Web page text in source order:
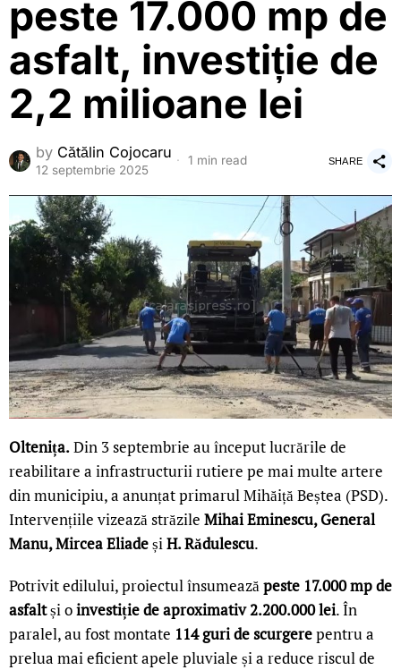
peste 17.000 mp de
asfalt, investiție de
2,2 milioane lei
by Cătălin Cojocaru
12 septembrie 2025
1 min read SHARE
Oltenița.Din 3 septembrie au început lucrările de
reabilitare a infrastructurii rutiere pe mai multe artere
din municipiu, a anunțat primarul Mihăiță Beștea (PSD).
Intervențiile vizează străzile Mihai Eminescu, General
Manu, Mircea EliadeșiH. Rădulescu.
Potrivit edilului, proiectul însumeazăpeste 17.000 mp de
asfaltși oinvestiție de aproximativ 2.200.000 lei. În
paralel, au fost montate 114 guri de scurgerepentru a
prelua mai eficient apele pluviale și a reduce riscul de